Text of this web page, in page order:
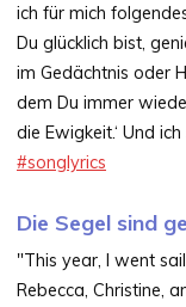
ich für mich
Du glücklich bist,
im Gedächtnis oder
dem Du immer
die Ewigkeit.‘ Und
#songlyrics
Die Segel sind
"This year, I went
Rebecca, Christine,